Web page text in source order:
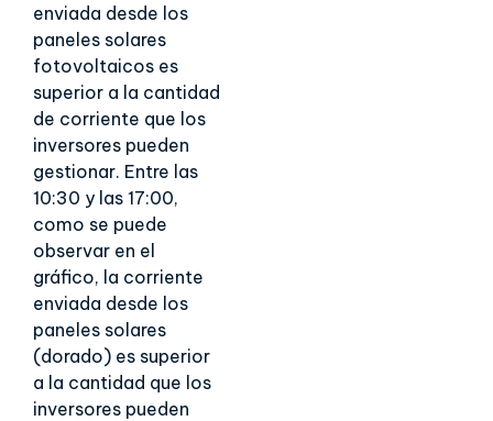
enviada desde los
paneles solares
fotovoltaicos es
superior a la cantidad
de corriente que los
inversores pueden
gestionar. Entre las
10:30 y las 17:00,
como se puede
observar en el
gráfico, la corriente
enviada desde los
paneles solares
(dorado) es superior
a la cantidad que los
inversores pueden